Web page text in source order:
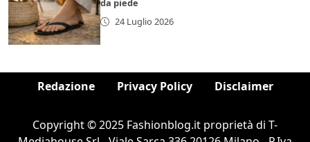
da piede
24 Luglio 2026
Redazione Privacy Policy Disclaimer
Copyright © 2025 Fashionblog.it proprietà di T-